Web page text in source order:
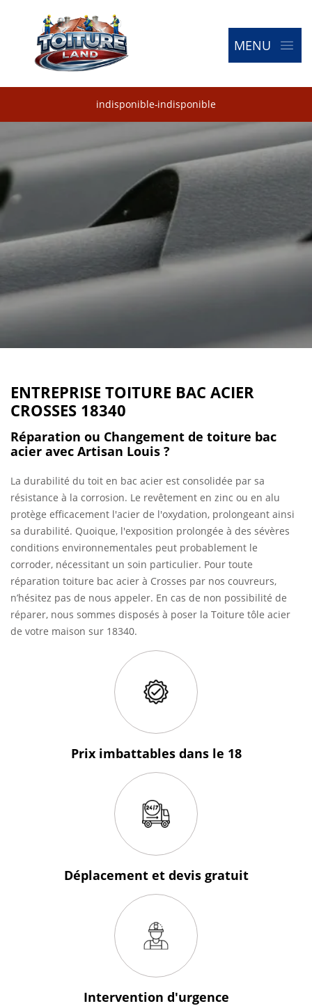
MENU
indisponible-indisponible
ENTREPRISE TOITURE BAC ACIER
CROSSES 18340
Réparation ou Changement de toiture bac
acier avec Artisan Louis ?
La durabilité du toit en bac acier est consolidée par sa
résistance à la corrosion. Le revêtement en zinc ou en alu
protège efficacement l'acier de l'oxydation, prolongeant ainsi
sa durabilité. Quoique, l'exposition prolongée à des sévères
conditions environnementales peut probablement le
corroder, nécessitant un soin particulier. Pour toute
réparation toiture bac acier à Crosses par nos couvreurs,
n’hésitez pas de nous appeler. En cas de non possibilité de
réparer, nous sommes disposés à poser la Toiture tôle acier
de votre maison sur 18340.
Prix imbattables dans le 18
Déplacement et devis gratuit
Intervention d'urgence